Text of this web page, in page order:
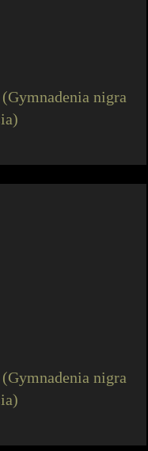
nigra
nigra